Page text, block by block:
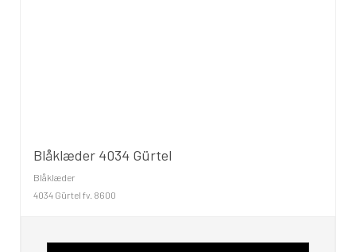
Blåklæder 4034 Gürtel
Blåklæder
4034 Gürtel fv. 8600